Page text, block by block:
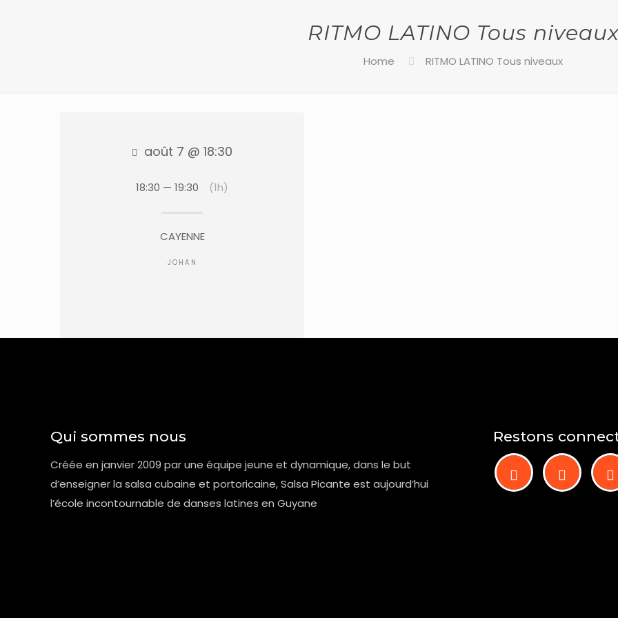
RITMO LATINO Tous
Home RITMO LATINO Tous niveaux
août 7 @ 18:30
18:30 — 19:30 (1h)
CAYENNE
JOHAN
Qui sommes nous
Créée en janvier 2009 par une équipe jeune et dynamique, dans le but
d’enseigner la salsa cubaine et portoricaine, Salsa Picante est aujourd’hui
l’école incontournable de danses latines en Guyane
Restons